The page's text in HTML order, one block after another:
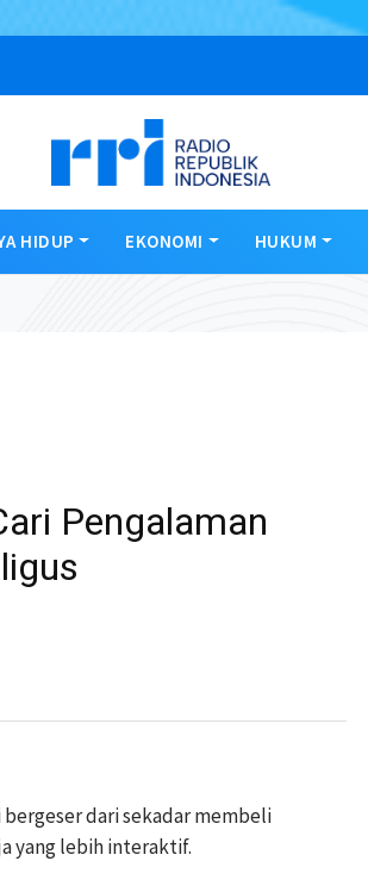
HIDUP EKONOMI HUKUM
Pengalaman
dari sekadar membeli
yang lebih interaktif.